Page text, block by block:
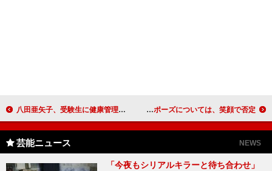
八田亜矢子、受験生に健康管理をＰＲ 1日広報部長で受験生にエール 中澤裕子「料理は作ってもらいたい」 プロポーズについては、笑顔で否定
芸能ニュース NEWS
「今夜もシリアルキラーと待ち合わせ」